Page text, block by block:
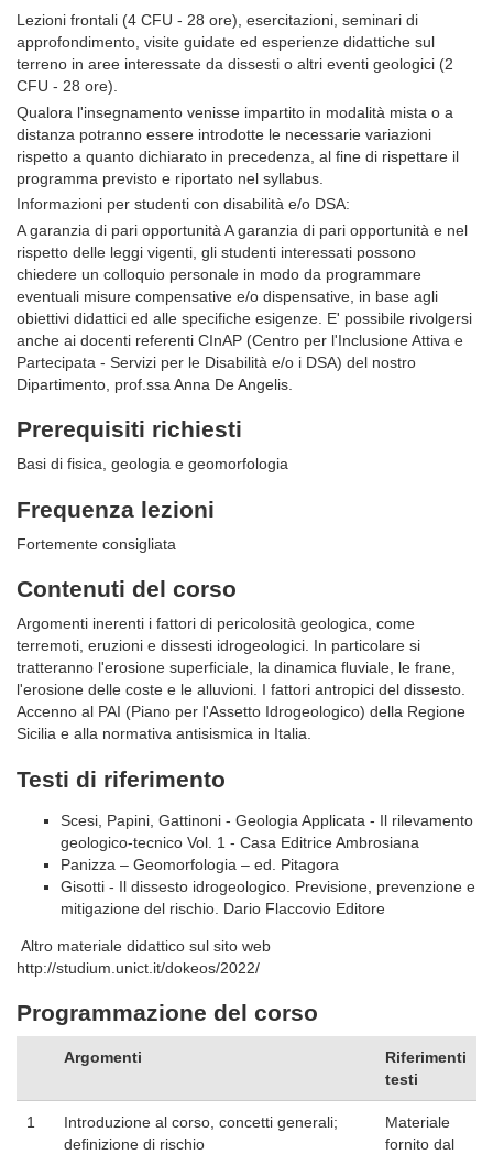
Lezioni frontali (4 CFU - 28 ore), esercitazioni, seminari di
approfondimento, visite guidate ed esperienze didattiche sul
terreno in aree interessate da dissesti o altri eventi geologici (2
CFU - 28 ore).
Qualora l'insegnamento venisse impartito in modalità mista o a
distanza potranno essere introdotte le necessarie variazioni
rispetto a quanto dichiarato in precedenza, al fine di rispettare il
programma previsto e riportato nel syllabus.
Informazioni per studenti con disabilità e/o DSA:
A garanzia di pari opportunità A garanzia di pari opportunità e nel
rispetto delle leggi vigenti, gli studenti interessati possono
chiedere un colloquio personale in modo da programmare
eventuali misure compensative e/o dispensative, in base agli
obiettivi didattici ed alle specifiche esigenze. E' possibile rivolgersi
anche ai docenti referenti CInAP (Centro per l'Inclusione Attiva e
Partecipata - Servizi per le Disabilità e/o i DSA) del nostro
Dipartimento, prof.ssa Anna De Angelis.
Prerequisiti richiesti
Basi di fisica, geologia e geomorfologia
Frequenza lezioni
Fortemente consigliata
Contenuti del corso
Argomenti inerenti i fattori di pericolosità geologica, come
terremoti, eruzioni e dissesti idrogeologici. In particolare si
tratteranno l'erosione superﬁciale, la dinamica ﬂuviale, le frane,
l'erosione delle coste e le alluvioni. I fattori antropici del dissesto.
Accenno al PAI (Piano per l'Assetto Idrogeologico) della Regione
Sicilia e alla normativa antisismica in Italia.
Testi di riferimento
Scesi, Papini, Gattinoni - Geologia Applicata - Il rilevamento
geologico-tecnico Vol. 1 - Casa Editrice Ambrosiana
Panizza – Geomorfologia – ed. Pitagora
Gisotti - Il dissesto idrogeologico. Previsione, prevenzione e
mitigazione del rischio. Dario Flaccovio Editore
Altro materiale didattico sul sito web
http://studium.unict.it/dokeos/2022/
Programmazione del corso
Argomenti
Riferimenti
testi
1
Introduzione al corso, concetti generali;
deﬁnizione di rischio
Materiale
fornito dal